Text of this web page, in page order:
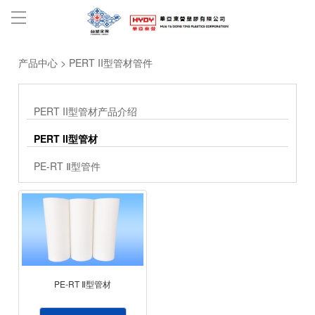
产品中心 > PERT II型管材管件
PERT II型管材产品介绍
PERT II型管材
PE-RT Ⅱ型管件
PE-RT Ⅱ型管材